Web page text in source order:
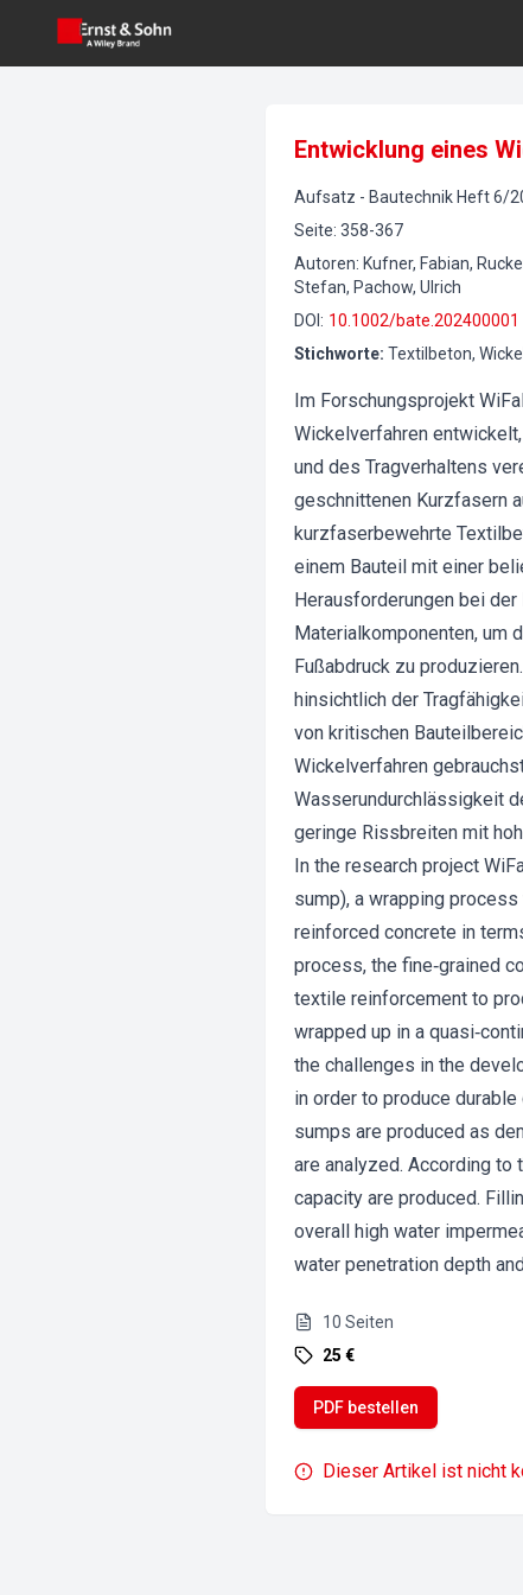
Entwicklung eines
Aufsatz - Bautechnik Heft6/
Seite: 358-367
Autoren: Kufner, Fabian,
Stefan, Pachow, Ulrich
DOI : 10.1002/bate.202400001
Stichworte: Textilbeton,
Im Forschungsprojekt
Wickelverfahren
und des Tragverhaltens
geschnittenen Kurzfasern
kurzfaserbewehrte
einem Bauteil mit einer
Herausforderungen bei
Materialkomponenten, um
Fußabdruck zu
hinsichtlich der
von kritischen
Wickelverfahren
Wasserundurchlässigkeit
geringe Rissbreiten mit
In the research project
sump), a wrapping
reinforced concrete in
process, the fine‐grained
textile reinforcement to
wrapped up in a
the challenges in the
in order to produce
sumps are produced as
are analyzed. According to
capacity are produced.
overall high water
water penetration depth
10 Seiten
25 €
PDF bestellen
Dieser Artikel ist nicht